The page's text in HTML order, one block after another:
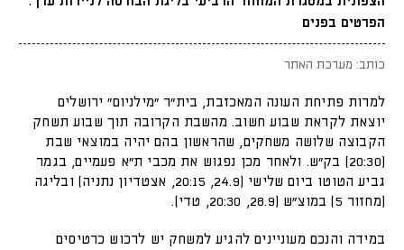
הפרטים בפנים
כותב: מערכת האתר
למרות פתיחת העונה המאכזבת, בית"ר "מילניום" ירושלים
יוצאת לקראת שבוע חשוב. מהשבת הקרובה תוך שבוע תשחק
הקבוצה שלושה משחקים, שהראשון בהם יהיה במוצאי שבת
(20:30) בק"ש. ולאחר מכן נפגוש את מכבי ת"א פעמיים, בגמר
גביע הטוטו ביום שלישי (24.9, 20:15, אצטדיון נתניה) ובליגה
(מחזור 5) במוצ"ש (28.9, 20:30, טדי).
במידה והנכם מעוניינים להגיע למשחק יש לרכוש כרטיסים